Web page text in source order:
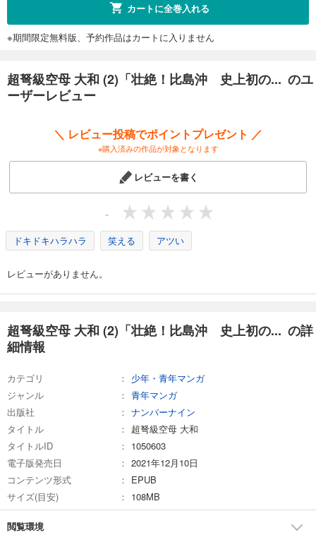
カートに全巻入れる
※期間限定無料版、予約作品はカートに入りません
超弩級空母 大和 (2)「壮絶！比島沖 史上初の... のユ
ーザーレビュー
＼ レビュー投稿でポイントプレゼント ／
※購入済みの作品が対象となります
レビューを書く
-
ドキドキハラハラ 笑える アツい
レビューがありません。
超弩級空母 大和 (2)「壮絶！比島沖 史上初の... の詳
細情報
カテゴリ
少年・青年マンガ
ジャンル
青年マンガ
出版社
ナンバーナイン
タイトル
超弩級空母 大和
タイトルID
1050603
電子版発売日
2021年12月10日
コンテンツ形式
EPUB
サイズ(目安)
108MB
閲覧環境